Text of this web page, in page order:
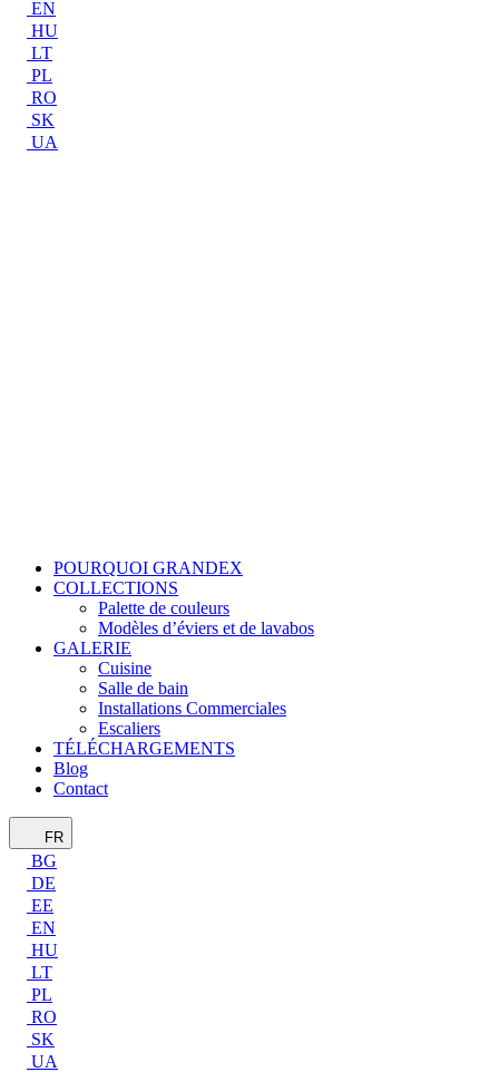
EN
HU
LT
PL
RO
SK
UA
POURQUOI GRANDEX
COLLECTIONS
Palette de couleurs
Modèles d’éviers et de lavabos
GALERIE
Cuisine
Salle de bain
Installations Commerciales
Escaliers
TÉLÉCHARGEMENTS
Blog
Contact
FR
BG
DE
EE
EN
HU
LT
PL
RO
SK
UA